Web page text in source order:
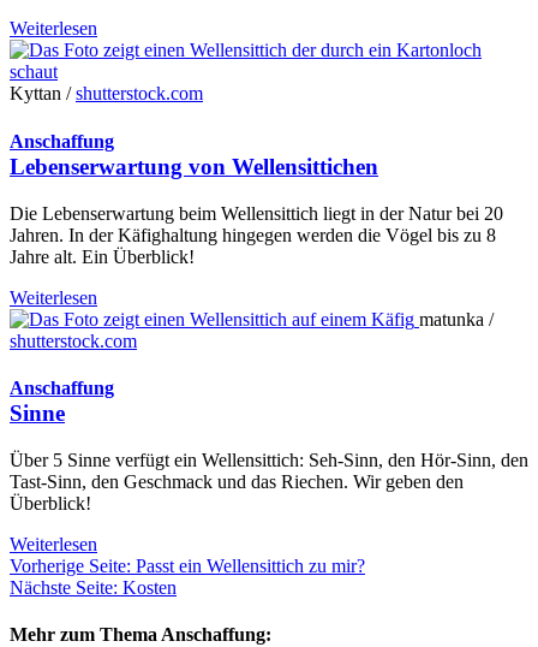
Weiterlesen
Kyttan /shutterstock.com
Anschaffung
Lebenserwartung von Wellensittichen
Die Lebenserwartung beim Wellensittich liegt in der Natur bei 20
Jahren. In der Käfighaltung hingegen werden die Vögel bis zu 8
Jahre alt. Ein Überblick!
Weiterlesen
matunka /
shutterstock.com
Anschaffung
Sinne
Über 5 Sinne verfügt ein Wellensittich: Seh-Sinn, den Hör-Sinn, den
Tast-Sinn, den Geschmack und das Riechen. Wir geben den
Überblick!
Weiterlesen
Vorherige Seite: Passt ein Wellensittich zu mir?
Nächste Seite: Kosten
Mehr zum Thema Anschaffung: